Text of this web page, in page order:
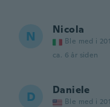
N Nicola
Ble med i
ca. 6 år siden
D Daniele
Ble med i